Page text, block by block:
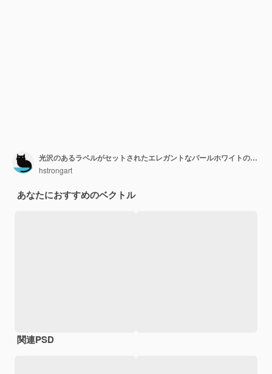
光沢のあるラベルがセットされたエレガントなパールホワイトのラベル
hstrongart
あなたにおすすめのベクトル
関連PSD